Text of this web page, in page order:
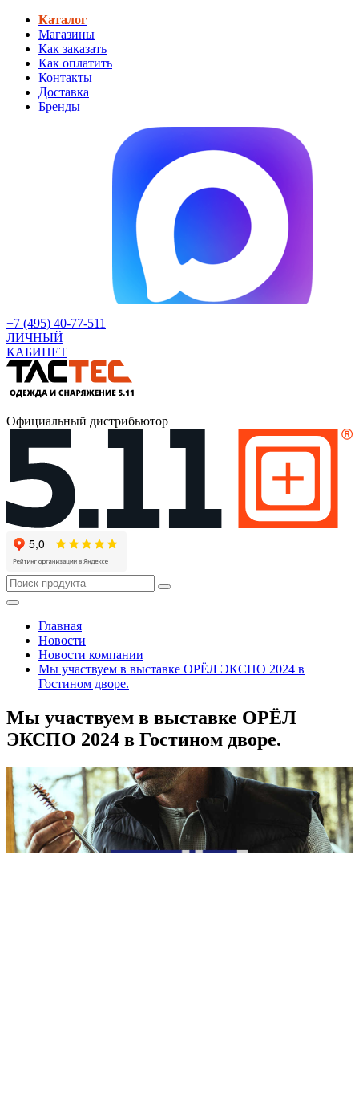
Каталог
Магазины
Как заказать
Как оплатить
Контакты
Доставка
Бренды
+7 (495) 40-77-511
ЛИЧНЫЙ
КАБИНЕТ
Официальный дистрибьютор
Главная
Новости
Новости компании
Мы участвуем в выставке ОРЁЛ ЭКСПО 2024 в
Гостином дворе.
Мы участвуем в выставке ОРЁЛ
ЭКСПО 2024 в Гостином дворе.